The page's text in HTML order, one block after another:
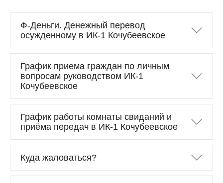
Ф-Деньги. Денежный перевод
осужденному в ИК-1 Кочубеевское
График приема граждан по личным
вопросам руководством ИК-1
Кочубеевское
График работы комнаты свиданий и
приёма передач в ИК-1 Кочубеевское
Куда жаловаться?